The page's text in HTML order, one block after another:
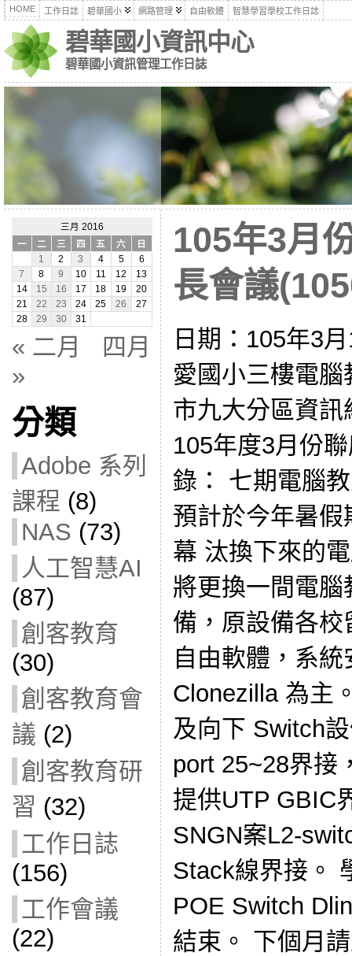
HOME 工作日誌 碧華國小 網路管理 自由軟體 智慧學習學校工作日誌
碧華國小資訊中心
碧華國小資訊管理工作日誌
三月 2016
一
二 三 四 五 六
日
1
2 3 4 5
6
7
8 9 10 11 12
13
14
15 16 17 18 19
20
21
22 23 24 25 26
27
28
29 30 31
« 二月
四月
»
分類
Adobe 系列
課程 (8)
NAS (73)
人工智慧AI
(87)
創客教育
(30)
創客教育會
議 (2)
創客教育研
習 (32)
工作日誌
(156)
工作會議
(22)
105年3月
長會議
日期：105年3
愛國小三樓電
市九大分區資
105年度3月份
錄： 七期電腦
預計於今年暑
幕 汰換下來的
將更換一間電
備，原設備各
自由軟體，系
Clonezilla 為主
及向下 Switch
port 25~28界接
提供UTP GBIC
SNGN案L2-
Stack線界接。
POE Switch
結束。 下個月